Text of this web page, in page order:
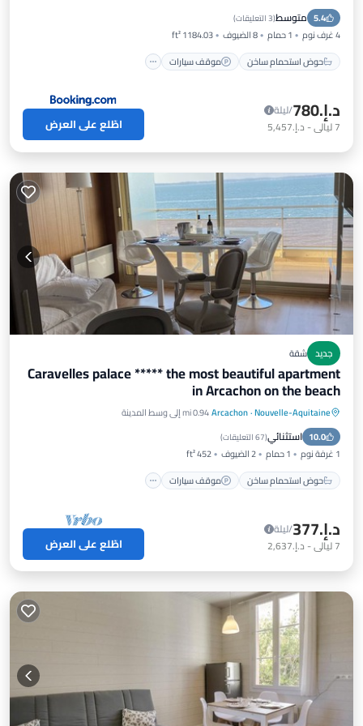
5.4 متوسط(3 التعليقات )
4 غرف نوم 1 حمام 8 الضيوف
1184.03 ft²
حوض استحمام ساخن
موقف سيارات
شرفة / تراس
د.إ.‏780
/ليلة
7ليالي- د.إ.‏5,457 اطّلع على العرض
جديد شقة
Caravelles palace ***** the most beautiful apartment
in Arcachon on the beach
Nouvelle-Aquitaine
·
Arcachon0.94 mi إلى وسط المدينة
10.0 استثنائي(67 التعليقات )
1 غرفة نوم 1 حمام 2 الضيوف
452 ft²
حوض استحمام ساخن
موقف سيارات
حوض استحمام ساخن
موقف سيارات
إطلالة على المحيط
د.إ.‏377
/ليلة
7ليالي- د.إ.‏2,637 اطّلع على العرض